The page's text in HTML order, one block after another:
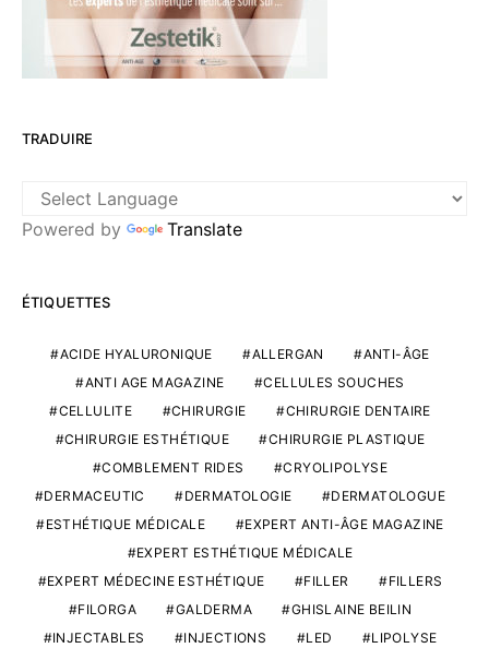
TRADUIRE
Powered by Translate
ÉTIQUETTES
ACIDE HYALURONIQUE ALLERGAN
ANTI-ÂGE
ANTI AGE MAGAZINE
CELLULES SOUCHES
CELLULITE
CHIRURGIE
CHIRURGIE DENTAIRE
CHIRURGIE ESTHÉTIQUE
CHIRURGIE PLASTIQUE
COMBLEMENT RIDES
CRYOLIPOLYSE
DERMACEUTIC
DERMATOLOGIE
DERMATOLOGUE
ESTHÉTIQUE MÉDICALE
EXPERT ANTI-ÂGE MAGAZINE
EXPERT ESTHÉTIQUE MÉDICALE
EXPERT MÉDECINE ESTHÉTIQUE
FILLER
FILLERS
FILORGA
GALDERMA
GHISLAINE BEILIN
INJECTABLES
INJECTIONS LED
LIPOLYSE